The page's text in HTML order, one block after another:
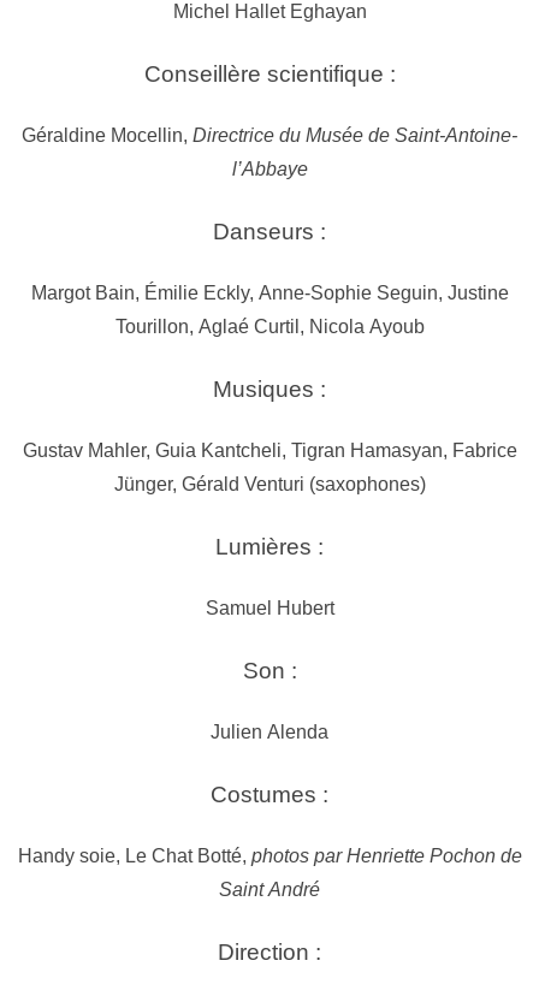
Michel Hallet Eghayan
Conseillère scientifique :
Géraldine Mocellin, Directrice du Musée de Saint-Antoine-
l’Abbaye
Danseurs :
Margot Bain, Émilie Eckly, Anne-Sophie Seguin, Justine
Tourillon, Aglaé Curtil, Nicola Ayoub
Musiques :
Gustav Mahler, Guia Kantcheli, Tigran Hamasyan, Fabrice
Jünger, Gérald Venturi (saxophones)
Lumières :
Samuel Hubert
Son :
Julien Alenda
Costumes :
Handy soie, Le Chat Botté, photos par Henriette Pochon de
Saint André
Direction :